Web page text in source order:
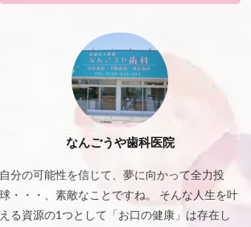
なんごうや歯科医院
自分の可能性を信じて、夢に向かって全力投
球・・・、素敵なことですね。 そんな人生を叶
える資源の1つとして「お口の健康」は存在し